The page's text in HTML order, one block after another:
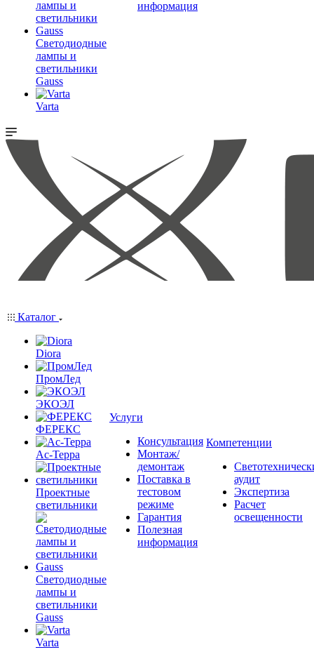
Светодиодные
лампы и
светильники
Gauss
Varta
информация
Каталог
Diora
ПромЛед
ЭКОЭЛ
ФЕРЕКС
Ас-Терра
Проектные
светильники
Светодиодные
лампы и
светильники
Gauss
Varta
Услуги
Консультация
Монтаж/
демонтаж
Поставка в
тестовом
режиме
Гарантия
Полезная
информация
Компетенции
аудит
Экспертиза
Расчет
освещенности